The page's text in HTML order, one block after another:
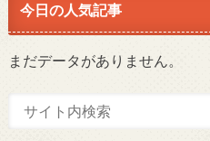
今日の人気記事
まだデータがありません。